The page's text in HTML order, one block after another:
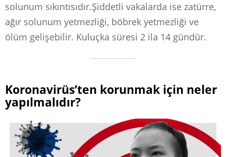
solunum sıkıntısıdır.Şiddetli vakalarda ise zatürre,
ağır solunum yetmezliği, böbrek yetmezliği ve
ölüm gelişebilir. Kuluçka süresi 2 ila 14 gündür.
Koronavirüs’ten korunmak için neler
yapılmalıdır?